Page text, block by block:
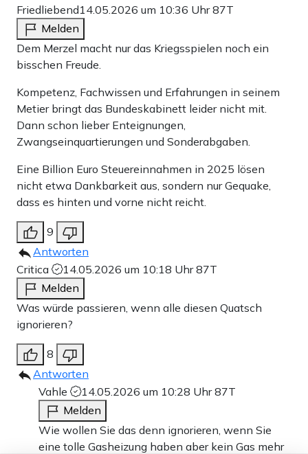
Friedliebend14.05.2026 um 10:36 Uhr87T
Melden
Dem Merzel macht nur das Kriegsspielen noch ein
bisschen Freude.
Kompetenz, Fachwissen und Erfahrungen in seinem
Metier bringt das Bundeskabinett leider nicht mit.
Dann schon lieber Enteignungen,
Zwangseinquartierungen und Sonderabgaben.
Eine Billion Euro Steuereinnahmen in 2025 lösen
nicht etwa Dankbarkeit aus, sondern nur Gequake,
dass es hinten und vorne nicht reicht.
9
Antworten
Critica
14.05.2026 um 10:18 Uhr87T
Melden
Was würde passieren, wenn alle diesen Quatsch
ignorieren?
8
Antworten
Vahle
14.05.2026 um 10:28 Uhr87T
Melden
Wie wollen Sie das denn ignorieren, wenn Sie
eine tolle Gasheizung haben aber kein Gas mehr